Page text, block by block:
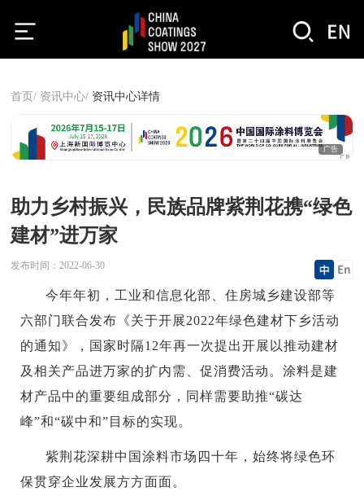
首页/ 资讯中心/ 资讯中心详情
广告
助力乡村振兴，民族品牌紫荆花携“绿色
建材”进万家
发布时间： 2022-06-30
今年年初，工业和信息化部、住房城乡建设部等
六部门联合发布《关于开展2022年绿色建材下乡活动
的通知》，国家时隔12年再一次提出开展以推动建材
及相关产品进万家的扩内需、促消费活动。涂料是建
材产品中的重要组成部分，同样需要助推“碳达
峰”和“碳中和”目标的实现。
紫荆花深耕中国涂料市场四十年，始终将绿色环
保贯穿企业发展方方面面。